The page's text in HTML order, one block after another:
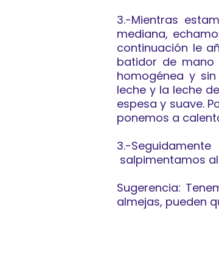
3.-Mientras
mediana,
continuación le
batidor de mano
homogénea y
leche y la leche
espesa y suave.
ponemos a
3.-
salpimentamos
Sugerencia:
almejas, pueden